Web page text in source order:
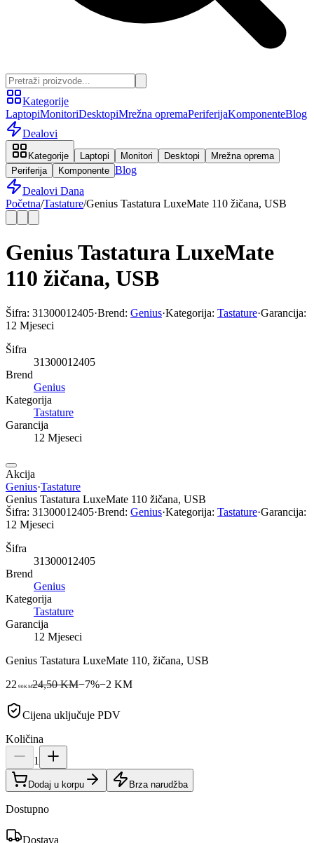
Kategorije
LaptopiMonitoriDesktopiMrežna opremaPeriferijaKomponenteBlog
Dealovi
Kategorije Laptopi Monitori Desktopi
Mrežna oprema
Periferija
Komponente Blog
Dealovi Dana
Početna/Tastature/Genius Tastatura LuxeMate 110 žičana, USB
Genius Tastatura LuxeMate
110 žičana, USB
Šifra: 31300012405·Brend: Genius·Kategorija: Tastature·Garancija:
12 Mjeseci
Šifra
31300012405
Brend
Genius
Kategorija
Tastature
Garancija
12 Mjeseci
Akcija
Genius·Tastature
Genius Tastatura LuxeMate 110 žičana, USB
Šifra: 31300012405·Brend: Genius·Kategorija: Tastature·Garancija:
12 Mjeseci
Šifra
31300012405
Brend
Genius
Kategorija
Tastature
Garancija
12 Mjeseci
Genius Tastatura LuxeMate 110, žičana, USB
22 90KM24,50 KM−7%−2 KM
Cijena uključuje PDV
Količina
1
Dodaj u korpu Brza narudžba
Dostupno
Dostava